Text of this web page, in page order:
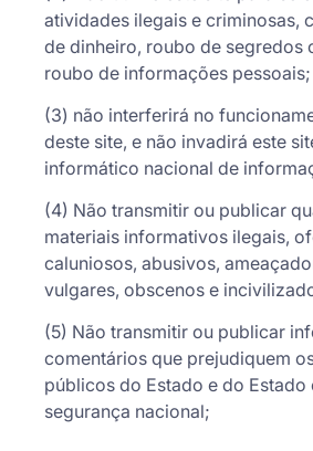
atividades ilegais e criminosas,
de dinheiro, roubo de segredos
roubo de informações pessoais;
(3) não interferirá no
deste site, e não invadirá este
informático nacional de
(4) Não transmitir ou publicar
materiais informativos ilegais,
caluniosos, abusivos,
vulgares, obscenos e
(5) Não transmitir ou publicar
comentários que prejudiquem
públicos do Estado e do Estado
segurança nacional;